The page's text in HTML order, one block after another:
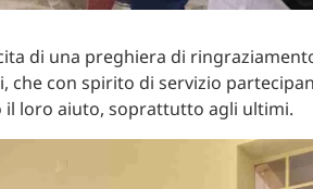
di una preghiera di
che con spirito di servizio
il loro aiuto, soprattutto agli ultimi.